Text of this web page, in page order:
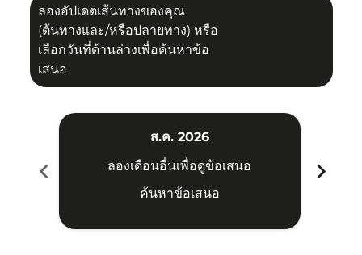
ลองอัปเดตเส้นทางของคุณ
(ต้นทางและ/หรือปลายทาง) หรือ
เลือกวันที่ด้านล่างเพื่อค้นหาข้อ
เสนอ
chevron_left
ส.ค. 2026
ลองเดือนอื่นเพื่อดูข้อเสนอ
ค้นหาข้อเสนอ
chevron_right